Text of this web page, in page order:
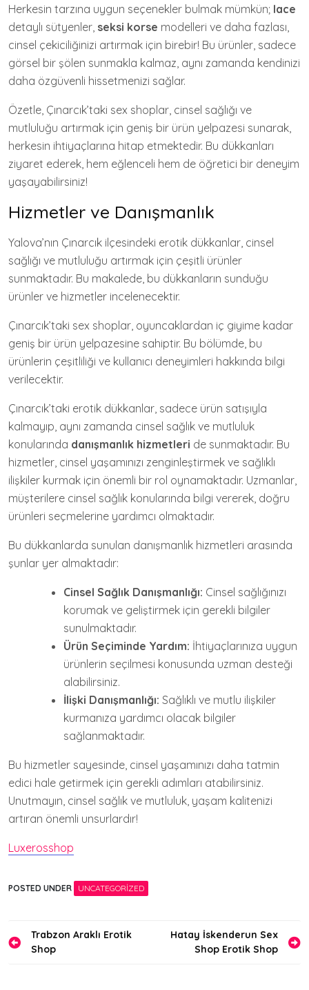
Herkesin tarzına uygun seçenekler bulmak mümkün; lace
detaylı sütyenler, seksi korse modelleri ve daha fazlası,
cinsel çekiciliğinizi artırmak için birebir! Bu ürünler, sadece
görsel bir şölen sunmakla kalmaz, aynı zamanda kendinizi
daha özgüvenli hissetmenizi sağlar.
Özetle, Çınarcık’taki sex shoplar, cinsel sağlığı ve
mutluluğu artırmak için geniş bir ürün yelpazesi sunarak,
herkesin ihtiyaçlarına hitap etmektedir. Bu dükkanları
ziyaret ederek, hem eğlenceli hem de öğretici bir deneyim
yaşayabilirsiniz!
Hizmetler ve Danışmanlık
Yalova’nın Çınarcık ilçesindeki erotik dükkanlar, cinsel
sağlığı ve mutluluğu artırmak için çeşitli ürünler
sunmaktadır. Bu makalede, bu dükkanların sunduğu
ürünler ve hizmetler incelenecektir.
Çınarcık’taki sex shoplar, oyuncaklardan iç giyime kadar
geniş bir ürün yelpazesine sahiptir. Bu bölümde, bu
ürünlerin çeşitliliği ve kullanıcı deneyimleri hakkında bilgi
verilecektir.
Çınarcık’taki erotik dükkanlar, sadece ürün satışıyla
kalmayıp, aynı zamanda cinsel sağlık ve mutluluk
konularında danışmanlık hizmetleri de sunmaktadır. Bu
hizmetler, cinsel yaşamınızı zenginleştirmek ve sağlıklı
ilişkiler kurmak için önemli bir rol oynamaktadır. Uzmanlar,
müşterilere cinsel sağlık konularında bilgi vererek, doğru
ürünleri seçmelerine yardımcı olmaktadır.
Bu dükkanlarda sunulan danışmanlık hizmetleri arasında
şunlar yer almaktadır:
Cinsel Sağlık Danışmanlığı: Cinsel sağlığınızı
korumak ve geliştirmek için gerekli bilgiler
sunulmaktadır.
Ürün Seçiminde Yardım: İhtiyaçlarınıza uygun
ürünlerin seçilmesi konusunda uzman desteği
alabilirsiniz.
İlişki Danışmanlığı: Sağlıklı ve mutlu ilişkiler
kurmanıza yardımcı olacak bilgiler
sağlanmaktadır.
Bu hizmetler sayesinde, cinsel yaşamınızı daha tatmin
edici hale getirmek için gerekli adımları atabilirsiniz.
Unutmayın, cinsel sağlık ve mutluluk, yaşam kalitenizi
artıran önemli unsurlardır!
Luxerosshop
POSTED UNDER UNCATEGORIZED
Yazı
gezinmesi
Trabzon Araklı Erotik
Shop
Hatay İskenderun Sex
Shop Erotik Shop